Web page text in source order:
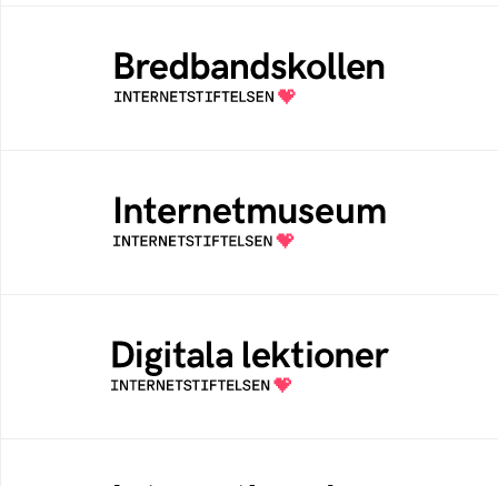
Bredbandskollen är ett oberoende
konsumentverktyg som drivs av
Internetstiftelsen
Ett digitalt museum som byggts, och kureras
av Internetstiftelsen
Öppen digital lärresurs med färdiga lektioner
för alla stadier i grundskolan